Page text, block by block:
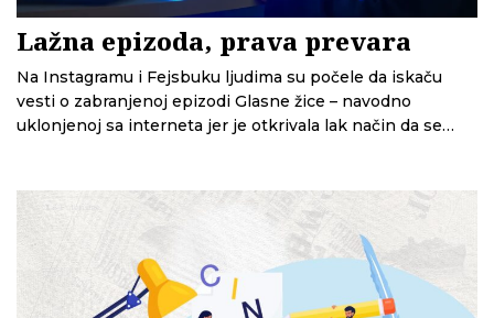
Lažna epizoda, prava prevara
Na Instagramu i Fejsbuku ljudima su počele da iskaču
vesti o zabranjenoj epizodi Glasne žice – navodno
uklonjenoj sa interneta jer je otkrivala lak način da se
Insajdera bila je deo ove kampanje. Ovo je priča o epizodi
Glasne žice koja nikada nije ni postojala i tome kako su
lica novinara iskorišćena za internet prevaru.